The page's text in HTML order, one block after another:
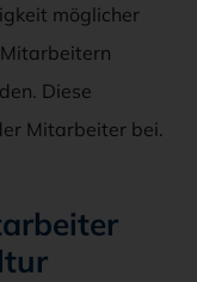
möglicher
Diese
Mitarbeiter bei.